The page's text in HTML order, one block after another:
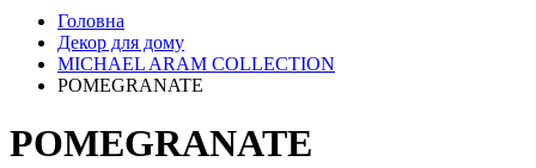
Головна
Декор для дому
MICHAEL ARAM COLLECTION
POMEGRANATE
POMEGRANATE